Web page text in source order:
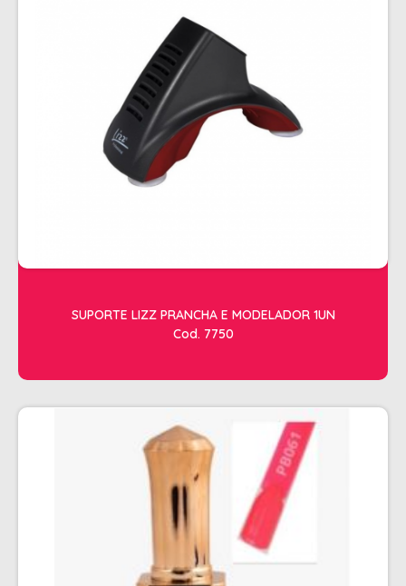
SUPORTE LIZZ PRANCHA E MODELADOR 1UN
Cod. 7750